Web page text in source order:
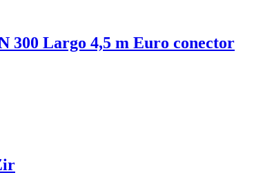
Largo 4,5 m Euro conector